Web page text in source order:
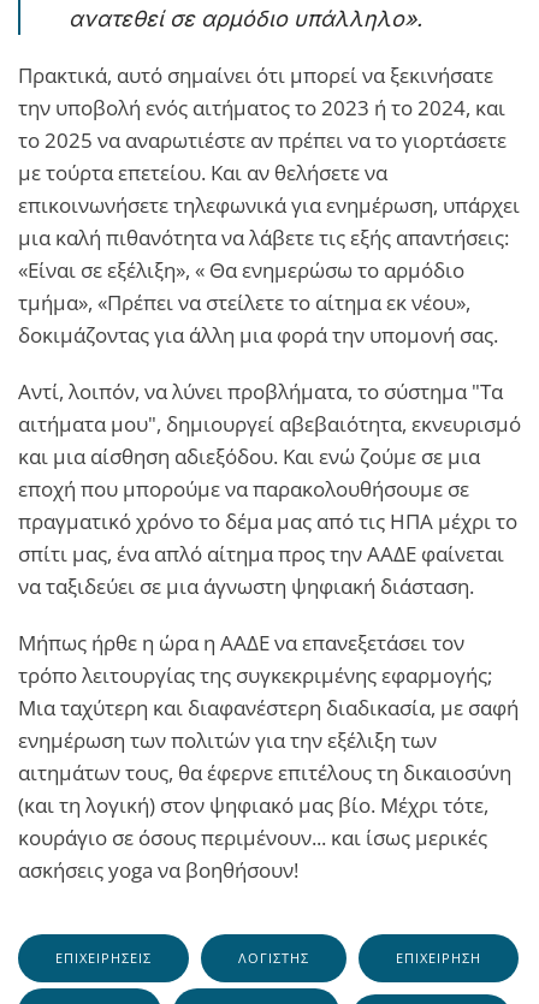
ανατεθεί σε αρμόδιο υπάλληλο».
Πρακτικά, αυτό σημαίνει ότι μπορεί να ξεκινήσατε
την υποβολή ενός αιτήματος το 2023 ή το 2024, και
το 2025 να αναρωτιέστε αν πρέπει να το γιορτάσετε
με τούρτα επετείου. Και αν θελήσετε να
επικοινωνήσετε τηλεφωνικά για ενημέρωση, υπάρχει
μια καλή πιθανότητα να λάβετε τις εξής απαντήσεις:
«Είναι σε εξέλιξη», « Θα ενημερώσω το αρμόδιο
τμήμα», «Πρέπει να στείλετε το αίτημα εκ νέου»,
δοκιμάζοντας για άλλη μια φορά την υπομονή σας.
Αντί, λοιπόν, να λύνει προβλήματα, το σύστημα "Τα
αιτήματα μου", δημιουργεί αβεβαιότητα, εκνευρισμό
και μια αίσθηση αδιεξόδου. Και ενώ ζούμε σε μια
εποχή που μπορούμε να παρακολουθήσουμε σε
πραγματικό χρόνο το δέμα μας από τις ΗΠΑ μέχρι το
σπίτι μας, ένα απλό αίτημα προς την ΑΑΔΕ φαίνεται
να ταξιδεύει σε μια άγνωστη ψηφιακή διάσταση.
Μήπως ήρθε η ώρα η ΑΑΔΕ να επανεξετάσει τον
τρόπο λειτουργίας της συγκεκριμένης εφαρμογής;
Μια ταχύτερη και διαφανέστερη διαδικασία, με σαφή
ενημέρωση των πολιτών για την εξέλιξη των
αιτημάτων τους, θα έφερνε επιτέλους τη δικαιοσύνη
(και τη λογική) στον ψηφιακό μας βίο. Μέχρι τότε,
κουράγιο σε όσους περιμένουν... και ίσως μερικές
ασκήσεις yoga να βοηθήσουν!
ΕΠΙΧΕΙΡΉΣΕΙΣ ΛΟΓΙΣΤΉΣ ΕΠΙΧΕΊΡΗΣΗ